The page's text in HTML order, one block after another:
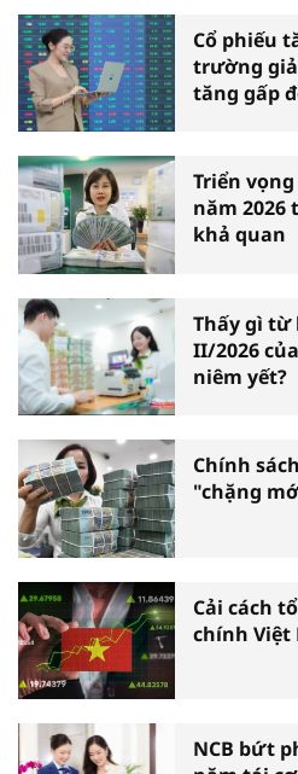
Cổ phiếu
trường
tăng gấp
Triển
năm 2026
khả quan
Thấy gì từ
II/2026
niêm yết?
Chính
"chặng
Cải cách
chính Việt
NCB bứt